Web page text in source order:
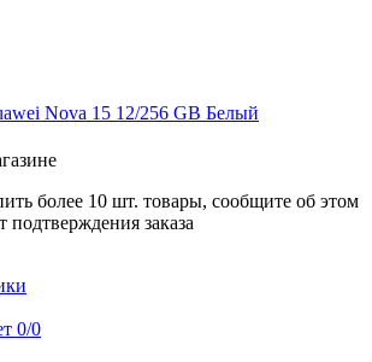
Nova 15 12/256 GB Белый
более 10 шт. товары, сообщите об этом
подтверждения заказа
0/0